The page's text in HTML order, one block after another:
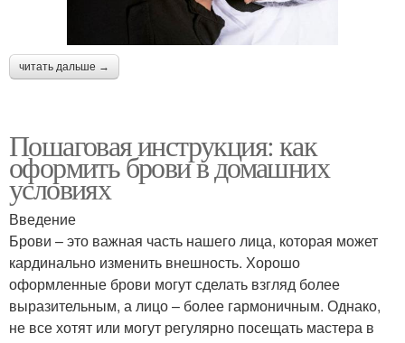
читать дальше →
Пошаговая инструкция: как
оформить брови в домашних
условиях
Введение
Брови – это важная часть нашего лица, которая может
кардинально изменить внешность. Хорошо
оформленные брови могут сделать взгляд более
выразительным, а лицо – более гармоничным. Однако,
не все хотят или могут регулярно посещать мастера в